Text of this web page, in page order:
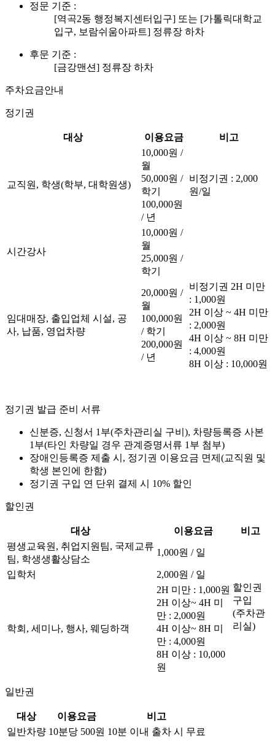
정문 기준 :
[역곡2동 행정복지센터입구] 또는 [가톨릭대학교
입구, 보람쉬움아파트] 정류장 하차
후문 기준 :
[금강맨션] 정류장 하차
주차요금안내
정기권
대상 이용요금 비고
교직원, 학생(학부, 대학원생)
10,000원 /
월
50,000원 /
학기
100,000원
/ 년
비정기권 : 2,000
원/일
시간강사
10,000원 /
월
25,000원 /
학기
임대매장, 출입업체 시설, 공
사, 납품, 영업차량
20,000원 /
월
100,000원
/ 학기
200,000원
/ 년
비정기권 2H 미만
: 1,000원
2H 이상 ~ 4H 미만
: 2,000원
4H 이상 ~ 8H 미만
: 4,000원
8H 이상 : 10,000원
정기권 발급 준비 서류
신분증, 신청서 1부(주차관리실 구비), 차량등록증 사본
1부(타인 차량일 경우 관계증명서류 1부 첨부)
장애인등록증 제출 시, 정기권 이용요금 면제(교직원 및
학생 본인에 한함)
정기권 구입 연 단위 결제 시 10% 할인
할인권
대상 이용요금
비고
평생교육원, 취업지원팀, 국제교류
팀, 학생생활상담소
1,000원 / 일
할인권
구입
(주차관
리실)
입학처 2,000원 / 일
학회, 세미나, 행사, 웨딩하객
2H 미만 : 1,000원
2H 이상~ 4H 미
만 : 2,000원
4H 이상~ 8H 미
만 : 4,000원
8H 이상 : 10,000
원
일반권
대상 이용요금
비고
일반차량 10분당 500원 10분 이내 출차 시 무료